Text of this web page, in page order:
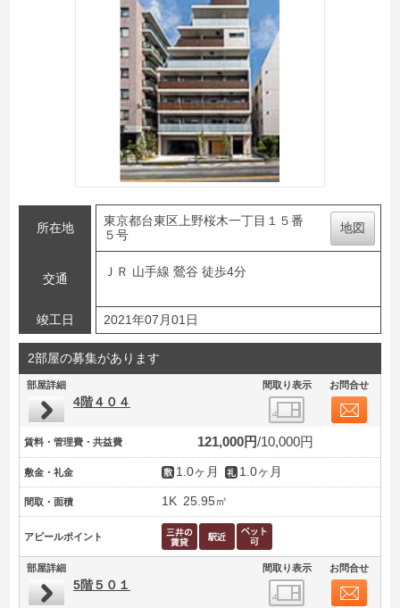
所在地
東京都台東区上野桜木一丁目１５番
５号
地図
交通
ＪＲ 山手線 鶯谷 徒歩4分
竣工日 2021年07月01日
2部屋の募集があります
部屋詳細 間取り表示 お問合せ
4階４０４
賃料・管理費・共益費 121,000円 10,000円
敷金・礼金 1.0ヶ月 1.0ヶ月
間取・面積 1K 25.95㎡
アピールポイント
部屋詳細 間取り表示 お問合せ
5階５０１